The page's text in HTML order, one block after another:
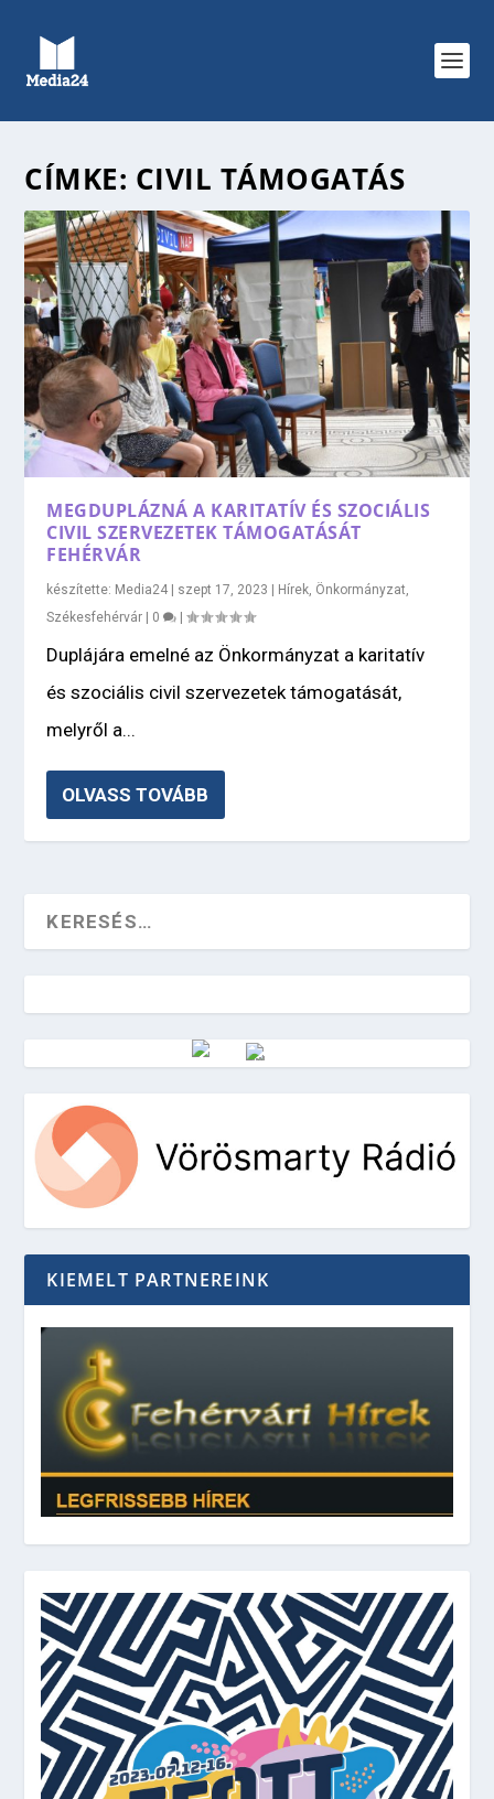
CÍMKE: CIVIL TÁMOGATÁS
MEGDUPLÁZNÁ A KARITATÍV ÉS SZOCIÁLIS
CIVIL SZERVEZETEK TÁMOGATÁSÁT
FEHÉRVÁR
készítette: Media24 | szept 17, 2023 | Hírek Önkormányzat
Székesfehérvár | 0 |
Duplájára emelné az Önkormányzat a karitatív
és szociális civil szervezetek támogatását,
melyről a...
OLVASS TOVÁBB
Vörösmarty Rádió
KIEMELT PARTNEREINK